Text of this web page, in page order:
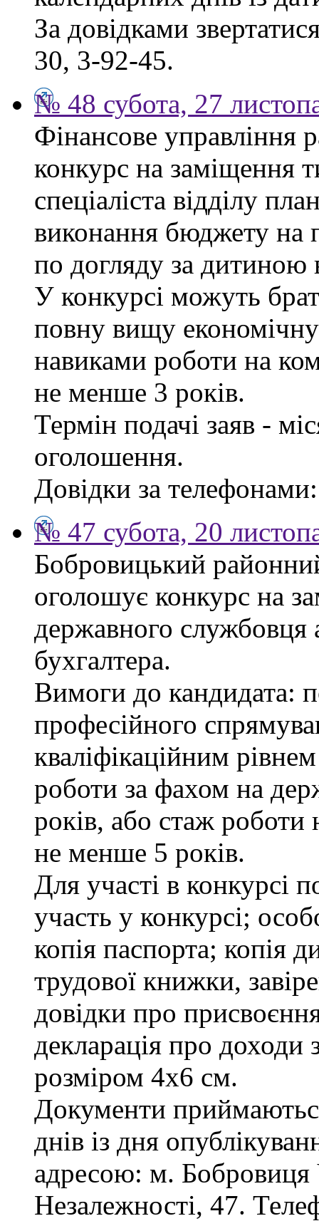
За довідками
30, 3-92-45.
№ 48 субота, 27
Фінансове управління
конкурс на заміщення
спеціаліста відділу
виконання бюджету на
по догляду за дитиною
У конкурсі можуть
повну вищу економічну
навиками роботи на
не менше 3 років.
Термін подачі заяв -
оголошення.
Довідки за
№ 47 субота, 20
Бобровицький районний
оголошує конкурс на
державного службовця
бухгалтера.
Вимоги до кандидата:
професійного
кваліфікаційним
роботи за фахом на
років, або стаж роботи
не менше 5 років.
Для участі в конкурсі
участь у конкурсі;
копія паспорта; копія
трудової книжки,
довідки про
декларація про доходи
розміром 4х6 см.
Документи
днів із дня
адресою: м. Бобровиця
Незалежності, 47.